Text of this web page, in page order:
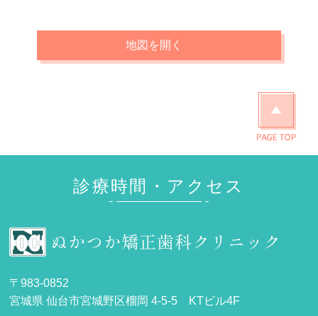
地図を開く
診療時間・アクセス
〒983-0852
宮城県 仙台市宮城野区榴岡 4-5-5 KTビル4F